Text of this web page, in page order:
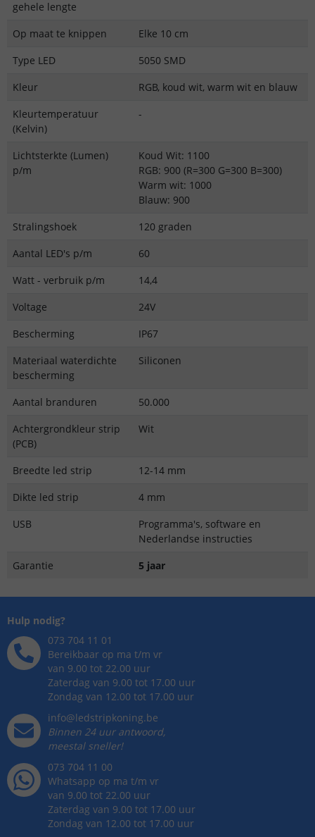
gehele lengte
Op maat te knippen
Elke 10 cm
Type LED
5050 SMD
Kleur
RGB, koud wit, warm wit en blauw
Kleurtemperatuur
(Kelvin)
-
Lichtsterkte (Lumen)
p/m
Koud Wit: 1100
RGB: 900 (R=300 G=300 B=300)
Warm wit: 1000
Blauw: 900
Stralingshoek
120 graden
Aantal LED's p/m
60
Watt - verbruik p/m
14,4
Voltage
24V
Bescherming
IP67
Materiaal waterdichte
bescherming
Siliconen
Aantal branduren
50.000
Achtergrondkleur strip
(PCB)
Wit
Breedte led strip
12-14 mm
Dikte led strip
4 mm
USB
Programma's, software en
Nederlandse instructies
Garantie
5 jaar
Hulp nodig?
073 704 11 01
Bereikbaar op ma t/m vr
van 9.00 tot 22.00 uur
Zaterdag van 9.00 tot 17.00 uur
Zondag van 12.00 tot 17.00 uur
info@ledstripkoning.be
Binnen 24 uur antwoord,
meestal sneller!
073 704 11 00
Whatsapp op ma t/m vr
van 9.00 tot 22.00 uur
Zaterdag van 9.00 tot 17.00 uur
Zondag van 12.00 tot 17.00 uur